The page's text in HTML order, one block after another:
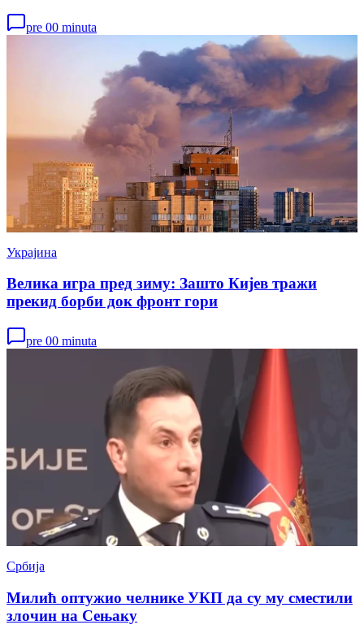
pre 00 minuta
Украјина
Велика игра пред зиму: Зашто Кијев тражи
прекид борби док фронт гори
pre 00 minuta
Србија
Милић оптужио челнике УКП да су му сместили
злочин на Сењаку